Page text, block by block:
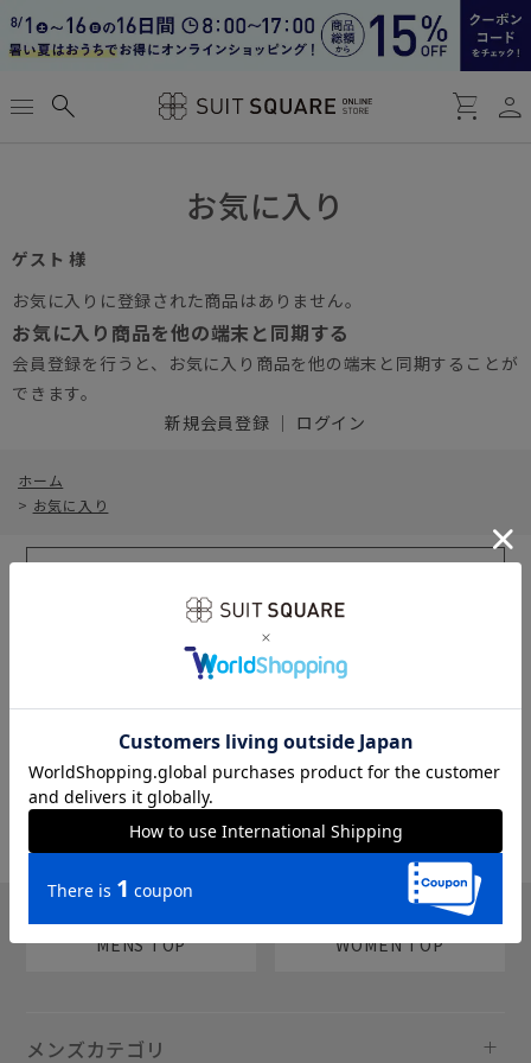
menu search shopping_cart person
お気に入り
ゲスト 様
お気に入りに登録された商品はありません。
お気に入り商品を他の端末と同期する
会員登録を行うと、お気に入り商品を他の端末と同期することが
できます。
新規会員登録 ｜ ログイン
ホーム
> お気に入り
sms
MENS TOP WOMEN TOP
メンズカテゴリ